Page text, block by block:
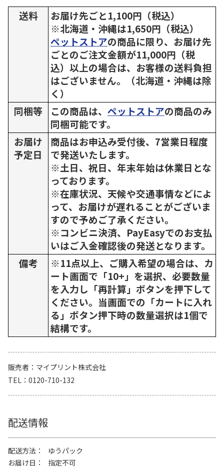
送料
お届け先ごと1,100円（税込）
※北海道・沖縄は1,650円（税込）
ペットストアの商品に限り、お届け先
ごとのご注文金額が11,000円（税
込）以上の場合は、お客様の送料負担
はございません。（北海道・沖縄は除
く）
同梱等
この商品は、 ペットストアの商品のみ
同梱可能です。
お届け
予定日
商品はお申込み受付後、7営業日程度
で発送いたします。
※土日、祝日、年末年始は休業日とな
っております。
※在庫状況、天候や交通事情などによ
って、お届けが遅れることがございま
すので予めご了承ください。
※コンビニ決済、PayEasyでのお支払
いはご入金確認後の発送となります。
備考
※11点以上、ご購入希望の場合は、カ
ート画面で「10+」を選択、必要数量
を入力し「再計算」ボタンを押下して
ください。当画面での「カートに入れ
る」ボタン押下時の数量選択は1個で
結構です。
販売者
マイプリント株式会社
TEL
0120-710-132
配送情報
配送方法
ゆうパック
お届け日
指定不可